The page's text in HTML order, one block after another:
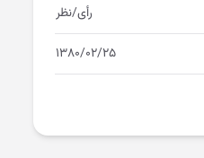
رأی/نظر
۱۳۸۰/۰۲/۲۵